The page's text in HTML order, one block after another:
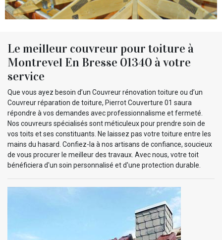
Le meilleur couvreur pour toiture à
Montrevel En Bresse 01340 à votre
service
Que vous ayez besoin d’un Couvreur rénovation toiture ou d’un
Couvreur réparation de toiture, Pierrot Couverture 01 saura
répondre à vos demandes avec professionnalisme et fermeté.
Nos couvreurs spécialisés sont méticuleux pour prendre soin de
vos toits et ses constituants. Ne laissez pas votre toiture entre les
mains du hasard. Confiez-la à nos artisans de confiance, soucieux
de vous procurer le meilleur des travaux. Avec nous, votre toit
bénéficiera d'un soin personnalisé et d'une protection durable.